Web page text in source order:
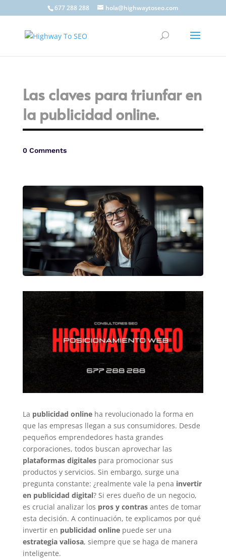
677 288 288 hola@highwaytoseo.com
Las claves para triunfar en
la publicidad online.
0 Comments
La publicidad onlineha revolucionado la forma en
que las empresas llegan a sus consumidores. Desde
pequeños emprendedores hasta grandes
corporaciones, todos buscan aprovechar las
plataformas digitalespara promocionar sus
productos y servicios. Sin embargo, surge una
pregunta constante: ¿realmente vale la pena invertir
en publicidad digital? Si eres dueño de un negocio,
es crucial analizar los pros y contrasantes de tomar
esta decisión. A continuación, te explicamos por qué
invertir en publicidad onlinepuede ser una
estrategia valiosa, siempre que se haga de manera
inteligente.